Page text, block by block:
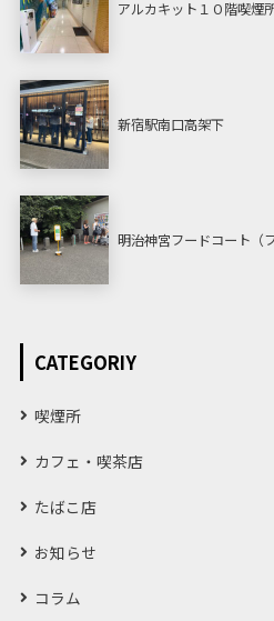
アルカキット１０階喫煙
新宿駅南口高架下
明治神宮フードコート（
CATEGORIY
喫煙所
カフェ・喫茶店
たばこ店
お知らせ
コラム